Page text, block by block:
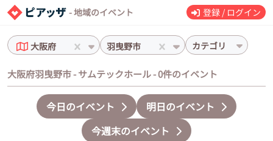
- 地域のイベント 登録 / ログイン
大阪府 羽曳野市 カテゴリ
大阪府羽曳野市 - サムテックホール - 0件のイベント
今日のイベント
明日のイベント
今週末のイベント